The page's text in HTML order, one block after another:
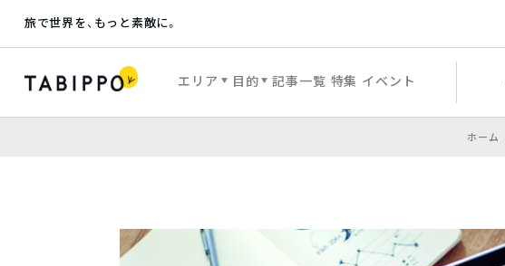
旅で世界を、もっと素敵に。
エリア 目的 記事一覧 特集 イベント
ホーム